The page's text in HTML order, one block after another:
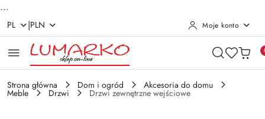
...
Przejdź do treści głównej
Przejdź do wyszukiwarki
Przejdź do moje konto
Przejdź do menu głównego
Przejdź do opisu produktu
Przejdź do stopki
PL |PLN Moje konto
Strona główna Dom i ogród Akcesoria do domu
Meble Drzwi Drzwi zewnętrzne wejściowe